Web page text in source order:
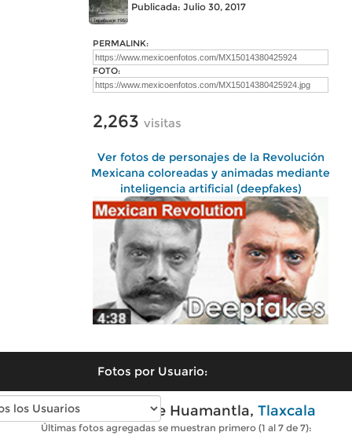
Publicada: Julio 30, 2017
PERMALINK:
FOTO:
2,263 visitas
Ver fotos de personajes de la Revolución
Mexicana coloreadas y animadas mediante
inteligencia artificial (deepfakes)
Fotos por Usuario:
Fotos antiguas de Huamantla, Tlaxcala
Últimas fotos agregadas se muestran primero (1 al 7 de 7):